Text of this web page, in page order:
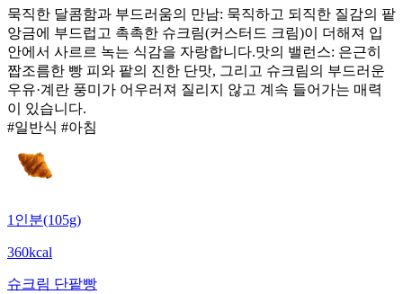
묵직한 달콤함과 부드러움의 만남: 묵직하고 되직한 질감의 팥
앙금에 부드럽고 촉촉한 슈크림(커스터드 크림)이 더해져 입
안에서 사르르 녹는 식감을 자랑합니다. ​맛의 밸런스: 은근히
짭조름한 빵 피와 팥의 진한 단맛, 그리고 슈크림의 부드러운
우유·계란 풍미가 어우러져 질리지 않고 계속 들어가는 매력
이 있습니다.
#일반식 #아침
1인분(105g)
360kcal
슈크림 단팥빵